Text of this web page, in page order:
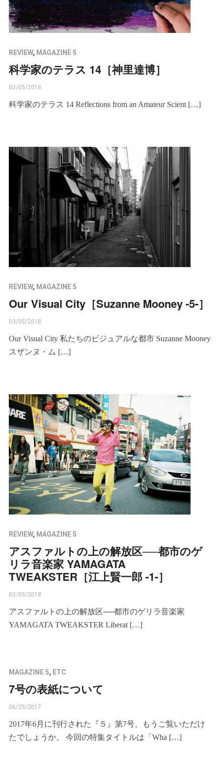
REVIEW, MAGAZINE 5
科学家のテラス 14［神里達博］
03/05/2018
科学家のテラス 14 Reflections from an Amateur Scient […]
REVIEW, MAGAZINE 5
Our Visual City［Suzanne Mooney -5-］
03/05/2018
Our Visual City 私たちのビジュアルな都市 Suzanne Mooney
スザンヌ・ム […]
REVIEW, MAGAZINE 5
アスファルトの上の解放区──都市のゲ
リラ音楽家 YAMAGATA
TWEAKSTER［江上賢一郎 -1-］
03/05/2018
アスファルトの上の解放区──都市のゲリラ音楽家
YAMAGATA TWEAKSTER Liberat […]
MAGAZINE 5, ETC
7号の表紙について
06/25/2017
2017年6月に刊行された『５』第7号、もうご覧いただけ
たでしょうか。 今回の特集タイトルは「Wha […]